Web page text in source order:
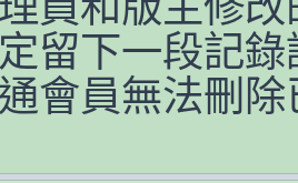
留下一段記
會員無法刪